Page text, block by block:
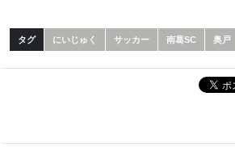
タグ にいじゅく サッカー 南葛SC 奥戸